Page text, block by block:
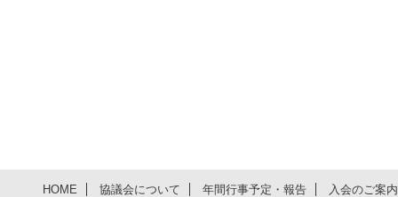
HOME 協議会について 年間行事予定・報告 入会のご案